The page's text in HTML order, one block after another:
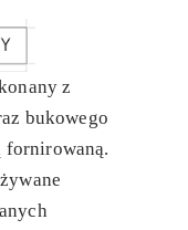
z
bukowego
fornirowaną.